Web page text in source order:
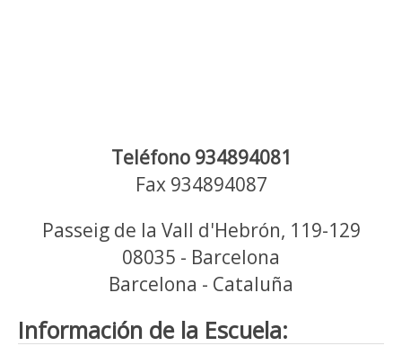
Teléfono 934894081
Fax 934894087
Passeig de la Vall d'Hebrón, 119-129
08035 - Barcelona
Barcelona - Cataluña
Información de la Escuela: